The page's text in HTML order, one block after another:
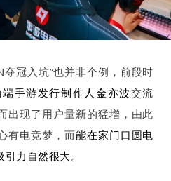
夺冠入坑”也并非个例，前段时
手游发行制作人金亦波交流
出现了用户量新的猛增，由此
有电竞梦，而能在家门口圆电
力自然很大。